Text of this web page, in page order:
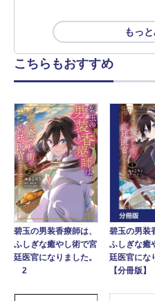
もっ
こちらもおすすめ
碧玉の男装香療師は、
ふしぎな癒やし術で宮
廷医官になりました。
2
碧玉の男装
ふしぎな癒
廷医官にな
【分冊版】